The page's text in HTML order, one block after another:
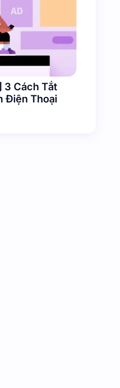
3 Cách Tắt
Điện Thoại